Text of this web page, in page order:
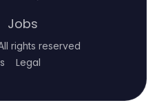
Jobs
rights reserved
Legal